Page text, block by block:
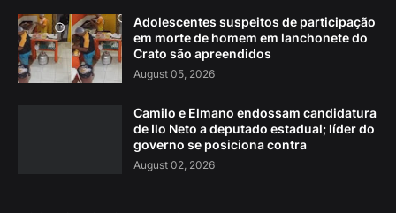
Adolescentes suspeitos de participação
em morte de homem em lanchonete do
Crato são apreendidos
August 05, 2026
Camilo e Elmano endossam candidatura
de Ilo Neto a deputado estadual; líder do
governo se posiciona contra
August 02, 2026